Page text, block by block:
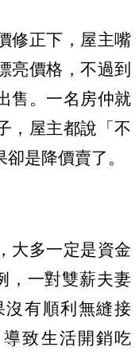
修正下，屋主嘴
亮價格，不過到
售。一名房仲就
，屋主都說「不
是降價賣了。
大多一定是資金
，一對雙薪夫妻
沒有順利無縫接
致生活開銷吃